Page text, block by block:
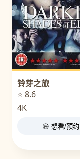
铃芽之旅
⭐ 8.6
4K
😄 想看/预约